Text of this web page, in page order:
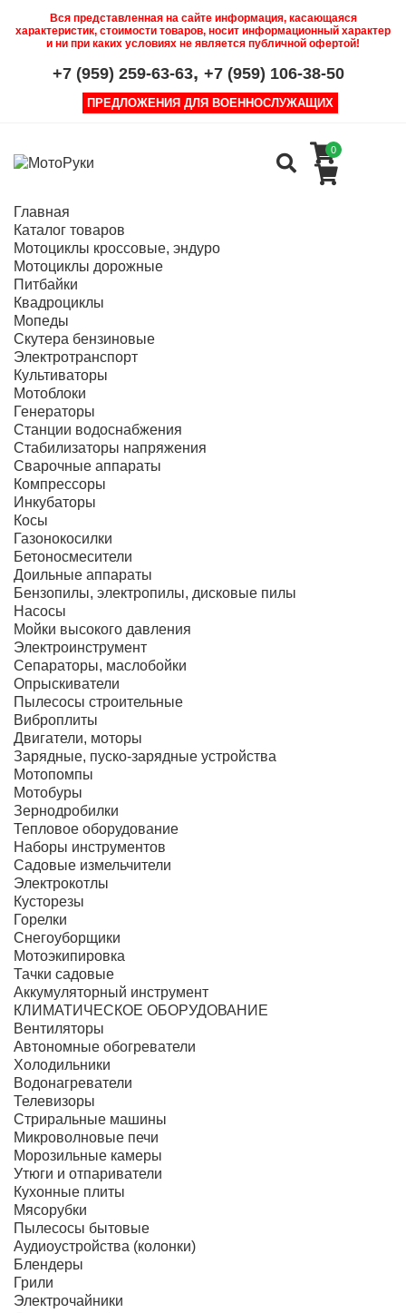
Вся представленная на сайте информация, касающаяся
характеристик, стоимости товаров, носит информационный характер
и ни при каких условиях не является публичной офертой!
+7 (959) 259-63-63, +7 (959) 106-38-50
ПРЕДЛОЖЕНИЯ ДЛЯ ВОЕННОСЛУЖАЩИХ
0
Главная
Каталог товаров
Мотоциклы кроссовые, эндуро
Мотоциклы дорожные
Питбайки
Квадроциклы
Мопеды
Скутера бензиновые
Электротранспорт
Культиваторы
Мотоблоки
Генераторы
Станции водоснабжения
Стабилизаторы напряжения
Сварочные аппараты
Компрессоры
Инкубаторы
Косы
Газонокосилки
Бетоносмесители
Доильные аппараты
Бензопилы, электропилы, дисковые пилы
Насосы
Мойки высокого давления
Электроинструмент
Сепараторы, маслобойки
Опрыскиватели
Пылесосы строительные
Виброплиты
Двигатели, моторы
Зарядные, пуско-зарядные устройства
Мотопомпы
Мотобуры
Зернодробилки
Тепловое оборудование
Наборы инструментов
Садовые измельчители
Электрокотлы
Кусторезы
Горелки
Снегоуборщики
Мотоэкипировка
Тачки садовые
Аккумуляторный инструмент
КЛИМАТИЧЕСКОЕ ОБОРУДОВАНИЕ
Вентиляторы
Автономные обогреватели
Холодильники
Водонагреватели
Телевизоры
Стриральные машины
Микроволновые печи
Морозильные камеры
Утюги и отпариватели
Кухонные плиты
Мясорубки
Пылесосы бытовые
Аудиоустройства (колонки)
Блендеры
Грили
Электрочайники